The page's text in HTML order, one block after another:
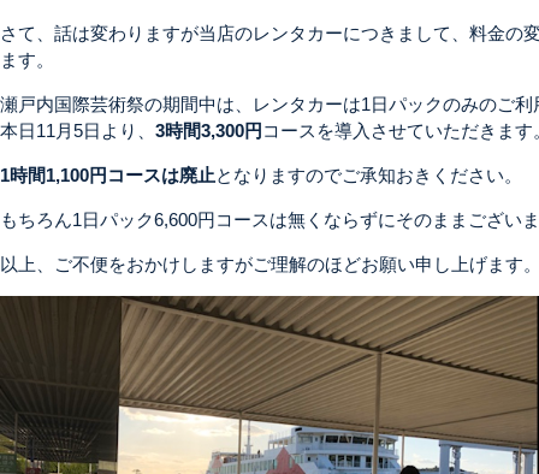
さて、話は変わりますが当店のレンタカーにつきまして、料金の
ます。
瀬戸内国際芸術祭の期間中は、レンタカーは1日パックのみのご
本日11月5日より、 3時間3,300円 コースを導入させていただきます
1時間1,100円コースは廃止となりますのでご承知おきください。
もちろん1日パック6,600円コースは無くならずにそのままござい
以上、ご不便をおかけしますがご理解のほどお願い申し上げます